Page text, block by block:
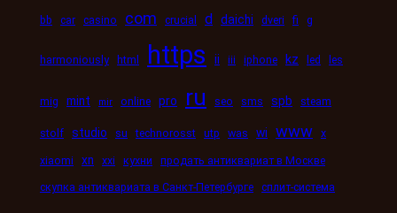
bb car casino com crucial d daichi dveri fi g
harmoniously html https ii iii iphone kz led les
mig mint mir online pro ru seo sms spb steam
stolf studio su technorosst utp was wi www x
xiaomi xn xxi кухни
продать антиквариат в Москве
скупка антиквариата в Санкт-Петербурге сплит-система